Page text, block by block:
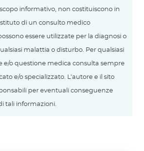
informativo, non costituiscono in
di un consulto medico
essere utilizzate per la diagnosi o
malattia o disturbo. Per qualsiasi
e/o questione medica consulta sempre
e/o specializzato. L’autore e il sito
per eventuali conseguenze
tali informazioni.